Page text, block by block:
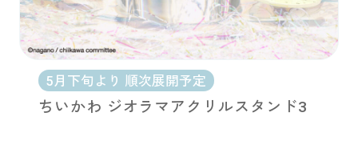
5月下旬より 順次展開予定
ちいかわ ジオラマアクリルスタンド3